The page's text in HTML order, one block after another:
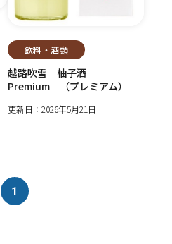
飲料・酒類
越路吹雪 柚子酒
Premium （プレミアム）
更新日：2026年5月21日
1